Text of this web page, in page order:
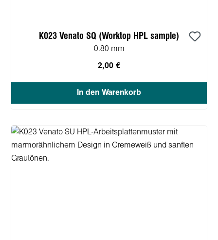
K023 Venato SQ (Worktop HPL sample)
0.80 mm
2,00 €
In den Warenkorb